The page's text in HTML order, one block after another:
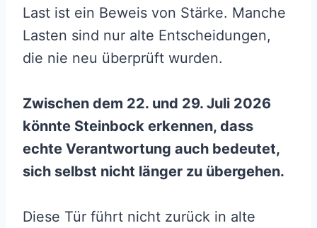
Last ist ein Beweis von Stärke. Manche
Lasten sind nur alte Entscheidungen,
die nie neu überprüft wurden.
Zwischen dem 22. und 29. Juli 2026
könnte Steinbock erkennen, dass
echte Verantwortung auch bedeutet,
sich selbst nicht länger zu übergehen.
Diese Tür führt nicht zurück in alte